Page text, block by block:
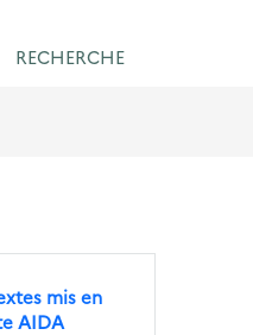
RECHERCHE
mis en
AIDA